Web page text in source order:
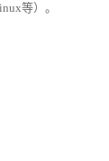
等）。